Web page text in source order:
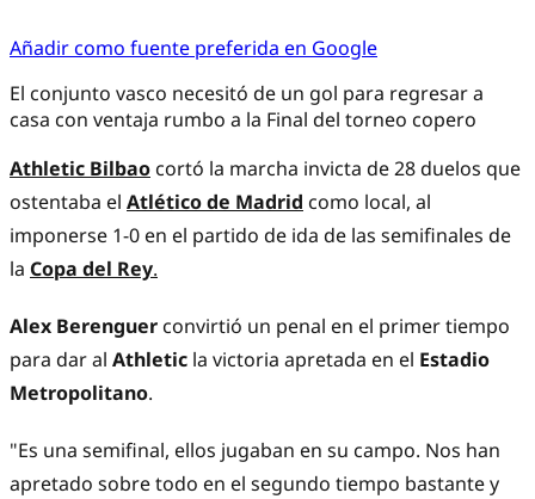
Añadir como fuente preferida en Google
El conjunto vasco necesitó de un gol para regresar a
casa con ventaja rumbo a la Final del torneo copero
Athletic Bilbao cortó la marcha invicta de 28 duelos que
ostentaba el Atlético de Madrid como local, al
imponerse 1-0 en el partido de ida de las semifinales de
la Copa del Rey.
Alex Berenguer convirtió un penal en el primer tiempo
para dar al Athletic la victoria apretada en el Estadio
Metropolitano.
"Es una semifinal, ellos jugaban en su campo. Nos han
apretado sobre todo en el segundo tiempo bastante y